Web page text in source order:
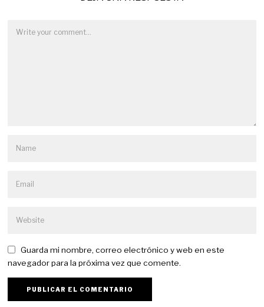
Guarda mi nombre, correo electrónico y web en este
navegador para la próxima vez que comente.